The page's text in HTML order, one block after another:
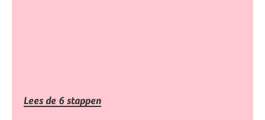
Lees de 6 stappen